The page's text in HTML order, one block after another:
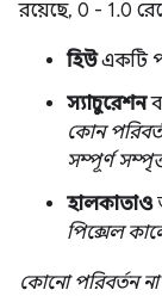
রয়েছে, 0 - 1.0
হিউএকটি
স্যাচুরেশন
কোন
সম্পূর্ণ
হালকাতাও
পিক্সেল
কোনো পরিবর্তন না